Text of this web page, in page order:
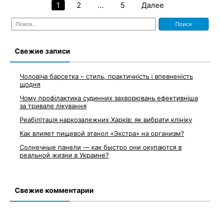
Навигация
по
1 2 … 5 Далее
Найти:
Свежие записи
Чоловіча барсетка – стиль, практичність і впевненість
щодня
Чому профілактика судинних захворювань ефективніша
за тривале лікування
Реабілітація наркозалежних Харків: як вибрати клініку
Как влияет пищевой этанол «Экстра» на организм?
Солнечные панели — как быстро они окупаются в
реальной жизни в Украине?
Свежие комментарии